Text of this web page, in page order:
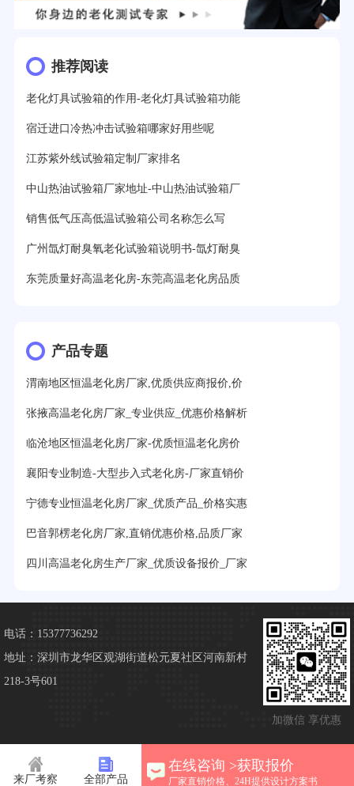
推荐阅读
老化灯具试验箱的作用-老化灯具试验箱功能
宿迁进口冷热冲击试验箱哪家好用些呢
江苏紫外线试验箱定制厂家排名
中山热油试验箱厂家地址-中山热油试验箱厂
销售低气压高低温试验箱公司名称怎么写
广州氙灯耐臭氧老化试验箱说明书-氙灯耐臭
东莞质量好高温老化房-东莞高温老化房品质
产品专题
渭南地区恒温老化房厂家,优质供应商报价,价
张掖高温老化房厂家_专业供应_优惠价格解析
临沧地区恒温老化房厂家-优质恒温老化房价
襄阳专业制造-大型步入式老化房-厂家直销价
宁德专业恒温老化房厂家_优质产品_价格实惠
巴音郭楞老化房厂家,直销优惠价格,品质厂家
四川高温老化房生产厂家_优质设备报价_厂家
加微信 享优惠
电话：15377736292
地址：深圳市龙华区观湖街道松元夏社区河南新村
218-3号601
来厂考察 全部产品
在线咨询 >获取报价
厂家直销价格、24H提供设计方案书